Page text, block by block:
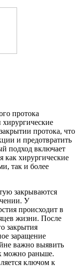
протока
протока, что
и предотвратить
подход включает
как хирургические
так и более
закрываются
У
происходит в
жизни. После
закрытия
заращение
важно выявить
можно раньше.
ключом к